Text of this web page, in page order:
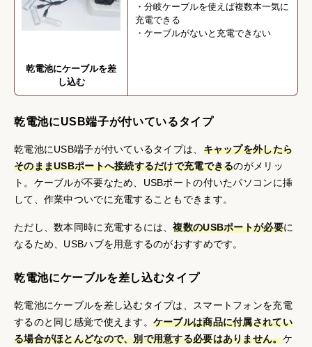
乾電池にケーブルを差
し込む
・分岐ケーブルを使えば複数本一気に
充電できる
・ケーブルがないと充電できない
乾電池にUSB端子が付いているタイプ
乾電池にUSB端子が付いているタイプは、 キャップを外したら
そのままUSBポートへ接続するだけで充電できるのがメリッ
ト。ケーブルが不要なため、USBポートの付いたパソコンに挿
して、作業中ついでに充電することもできます。
ただし、数本同時に充電するには、複数のUSBポートが必要に
なるため、USBハブを用意するのがおすすめです。
乾電池にケーブルを差し込むタイプ
乾電池にケーブルを差し込むタイプは、スマートフォンを充電
するのと同じ感覚で使えます。 ケーブルは商品に付属されてい
る場合がほとんどなので、別で用意する必要はありません。ケ